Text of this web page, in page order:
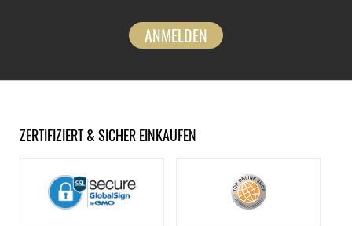
ANMELDEN
ZERTIFIZIERT & SICHER EINKAUFEN